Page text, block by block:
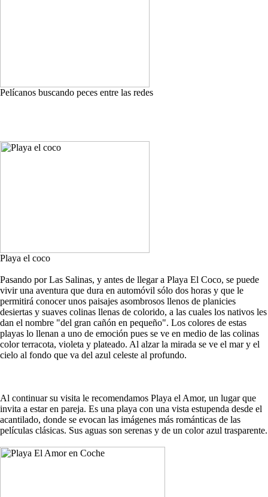
Pelícanos buscando peces entre las redes
Playa el coco
Pasando por Las Salinas, y antes de llegar a Playa El Coco, se puede
vivir una aventura que dura en automóvil sólo dos horas y que le
permitirá conocer unos paisajes asombrosos llenos de planicies
desiertas y suaves colinas llenas de colorido, a las cuales los nativos les
dan el nombre "del gran cañón en pequeño". Los colores de estas
playas lo llenan a uno de emoción pues se ve en medio de las colinas
color terracota, violeta y plateado. Al alzar la mirada se ve el mar y el
cielo al fondo que va del azul celeste al profundo.
Al continuar su visita le recomendamos Playa el Amor, un lugar que
invita a estar en pareja. Es una playa con una vista estupenda desde el
acantilado, donde se evocan las imágenes más románticas de las
películas clásicas. Sus aguas son serenas y de un color azul trasparente.